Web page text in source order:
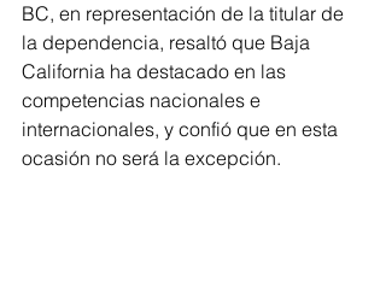
BC, en representación de la titular de
la dependencia, resaltó que Baja
California ha destacado en las
competencias nacionales e
internacionales, y confió que en esta
ocasión no será la excepción.